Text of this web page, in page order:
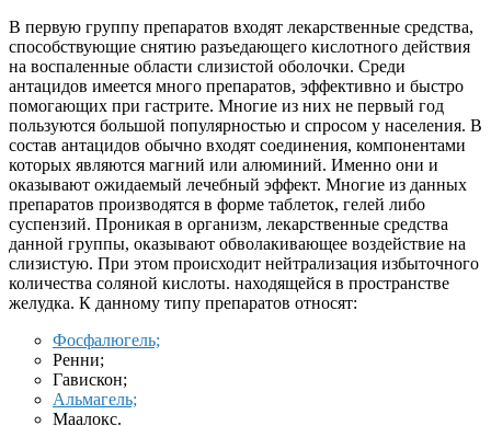
В первую группу препаратов входят лекарственные средства,
способствующие снятию разъедающего кислотного действия
на воспаленные области слизистой оболочки. Среди
антацидов имеется много препаратов, эффективно и быстро
помогающих при гастрите. Многие из них не первый год
пользуются большой популярностью и спросом у населения. В
состав антацидов обычно входят соединения, компонентами
которых являются магний или алюминий. Именно они и
оказывают ожидаемый лечебный эффект. Многие из данных
препаратов производятся в форме таблеток, гелей либо
суспензий. Проникая в организм, лекарственные средства
данной группы, оказывают обволакивающее воздействие на
слизистую. При этом происходит нейтрализация избыточного
количества соляной кислоты. находящейся в пространстве
желудка. К данному типу препаратов относят:
Фосфалюгель;
Ренни;
Гавискон;
Альмагель;
Маалокс.